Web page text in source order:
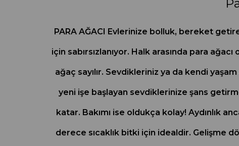
PARA AĞACI Evlerinize bolluk, bereket
için sabırsızlanıyor. Halk arasında para
ağaç sayılır. Sevdikleriniz ya da kendi
yeni işe başlayan sevdiklerinize şans
katar. Bakımı ise oldukça kolay! Aydınlık
derece sıcaklık bitki için idealdir. Gelişme